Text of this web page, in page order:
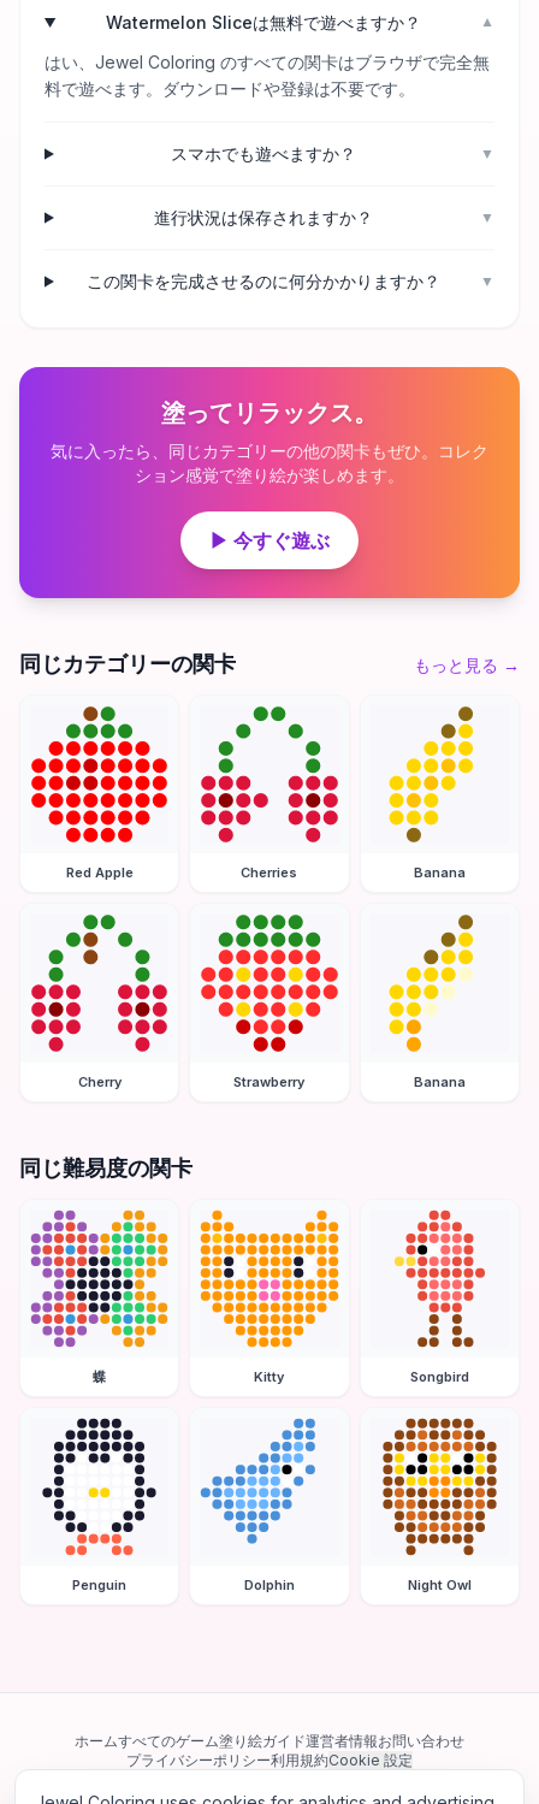
Watermelon Sliceは無料で遊べますか？ ▼
はい、Jewel Coloring のすべての関卡はブラウザで完全無
料で遊べます。ダウンロードや登録は不要です。
スマホでも遊べますか？ ▼
進行状況は保存されますか？ ▼
この関卡を完成させるのに何分かかりますか？ ▼
塗ってリラックス。
気に入ったら、同じカテゴリーの他の関卡もぜひ。コレク
ション感覚で塗り絵が楽しめます。
▶ 今すぐ遊ぶ
同じカテゴリーの関卡 もっと見る →
Red Apple Cherries Banana
Cherry Strawberry Banana
同じ難易度の関卡
蝶 Kitty Songbird
Penguin Dolphin Night Owl
ホームすべてのゲーム塗り絵ガイド運営者情報お問い合わせ
プライバシーポリシー利用規約Cookie 設定